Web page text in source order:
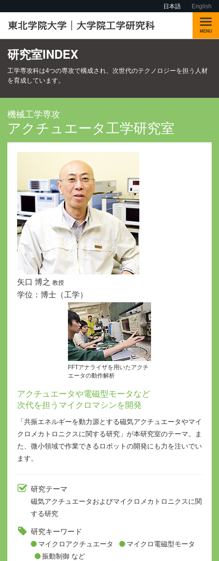
English
日本語
研究室INDEX
工学専攻科は4つの専攻で構成され、次世代のテクノロジーを担う人材
を育成しています。
機械工学専攻
アクチュエータ工学研究室
矢口 博之 教授
学位：博士（工学）
FFTアナライザを用いたアクチ
エータの動作解析
アクチュエータや電磁型モータなど
次代を担うマイクロマシンを開発
「共振エネルギーを動力源とする磁気アクチュエータやマイ
クロメカトロニクスに関する研究」が本研究室のテーマ。ま
た、微小領域で作業できるロボットの開発にも力を注いでい
ます。
研究テーマ
磁気アクチュエータおよびマイクロメカトロニクスに関
する研究
研究キーワード
マイクロアクチュエータ
マイクロ電磁型モータ
振動制御 など